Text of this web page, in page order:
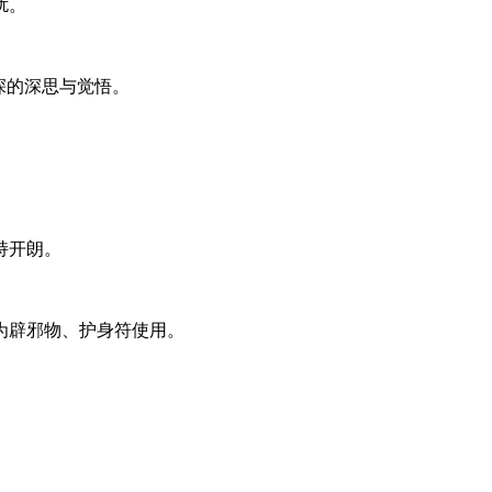
深思与觉悟。
朗。
邪物、护身符使用。